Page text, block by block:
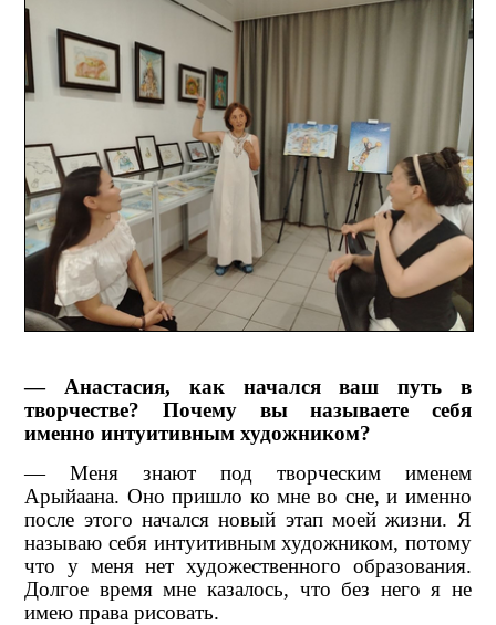
— Анастасия, как начался ваш путь в
творчестве? Почему вы называете себя
именно интуитивным художником?
— Меня знают под творческим именем
Арыйаана. Оно пришло ко мне во сне, и именно
после этого начался новый этап моей жизни. Я
называю себя интуитивным художником, потому
что у меня нет художественного образования.
Долгое время мне казалось, что без него я не
имею права рисовать.